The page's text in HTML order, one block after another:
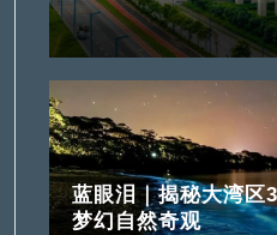
蓝眼泪｜揭秘大湾区
梦幻自然奇观